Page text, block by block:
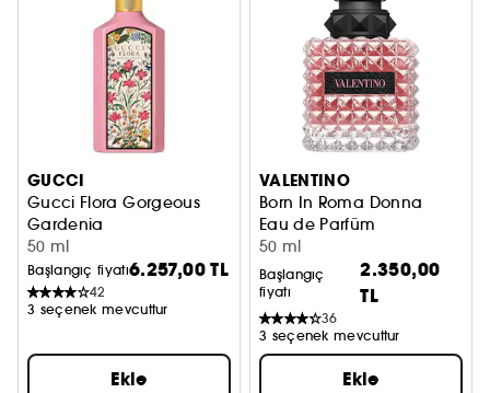
GUCCI
Gucci Flora Gorgeous
Gardenia
Eau de Parfum Refill
50 ml
Başlangıç fiyatı6.257,00 TL
42
3 seçenek mevcuttur
Ekle
VALENTINO
Born In Roma Donna
Eau de Parfüm
50 ml
Başlangıç
fiyatı
2.350,00
TL
36
3 seçenek mevcuttur
Ekle